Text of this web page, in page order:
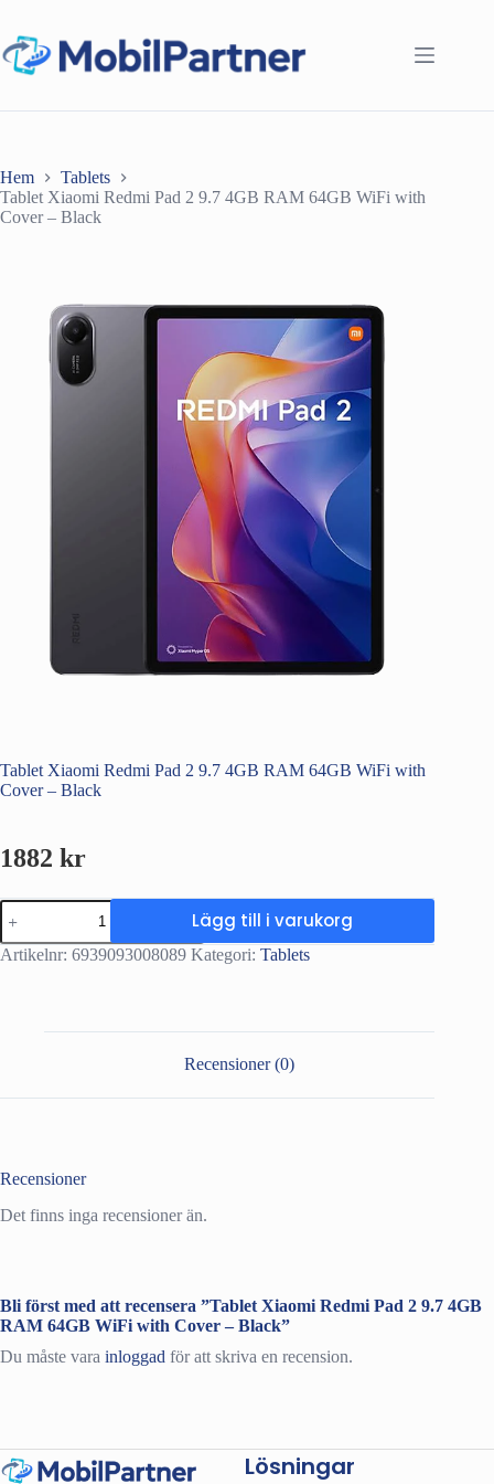
innehåll
Hem
Tablets
Tablet Xiaomi Redmi Pad 2 9.7 4GB RAM 64GB WiFi with
Cover – Black
Tablet Xiaomi Redmi Pad 2 9.7 4GB RAM 64GB WiFi with
Cover – Black
1882 kr
Tablet
Xiaomi
Redmi
Pad
with
mängd
Lägg till i varukorg
Artikelnr: 6939093008089 Kategori: Tablets
Recensioner (0)
Recensioner
Det finns inga recensioner än.
Bli först med att recensera ”Tablet Xiaomi Redmi Pad 2 9.7 4GB
RAM 64GB WiFi with Cover – Black”
Du måste vara inloggad för att skriva en recension.
Lösningar